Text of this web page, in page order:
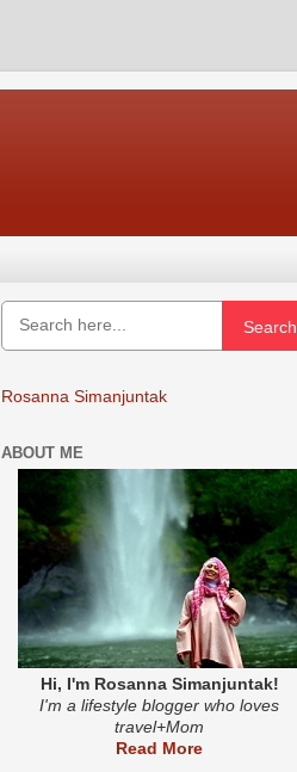
Search
Rosanna Simanjuntak
ABOUT ME
Hi, I'm Rosanna Simanjuntak!
I'm a lifestyle blogger who loves
travel+Mom
Read More